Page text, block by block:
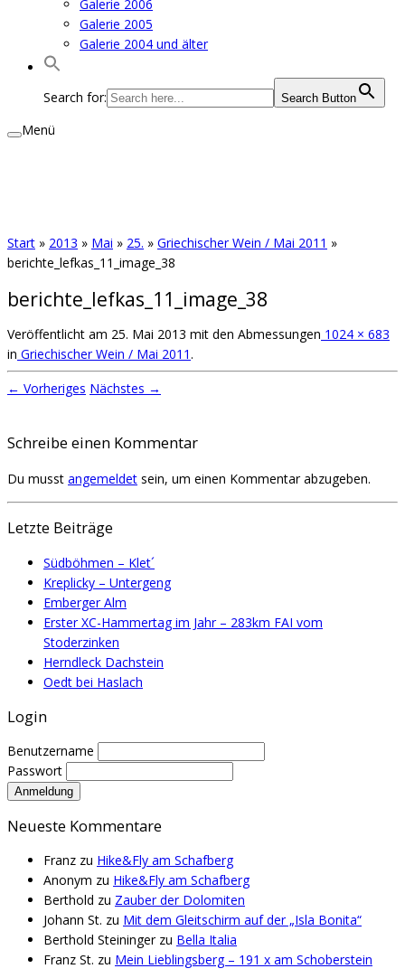
Galerie 2006
Galerie 2005
Galerie 2004 und älter
Search for: Search Button
Menü
Start » 2013 » Mai » 25. » Griechischer Wein / Mai 2011 »
berichte_lefkas_11_image_38
berichte_lefkas_11_image_38
Veröffentlicht am 25. Mai 2013 mit den Abmessungen 1024 × 683
in Griechischer Wein / Mai 2011.
← Vorheriges Nächstes →
Schreibe einen Kommentar
Du musst angemeldet sein, um einen Kommentar abzugeben.
Letzte Beiträge
Südböhmen – Klet´
Kreplicky – Untergeng
Emberger Alm
Erster XC-Hammertag im Jahr – 283km FAI vom
Stoderzinken
Herndleck Dachstein
Oedt bei Haslach
Login
Benutzername
Passwort
Neueste Kommentare
Franz zu Hike&Fly am Schafberg
Anonym zu Hike&Fly am Schafberg
Berthold zu Zauber der Dolomiten
Johann St. zu Mit dem Gleitschirm auf der „Isla Bonita“
Berthold Steiningerzu Bella Italia
Franz St. zu Mein Lieblingsberg – 191 x am Schoberstein